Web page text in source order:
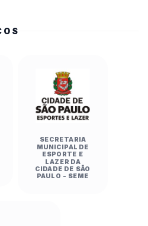
SECRETARIA
MUNICIPAL DE
ESPORTE E
LAZER DA
CIDADE DE SÃO
PAULO - SEME